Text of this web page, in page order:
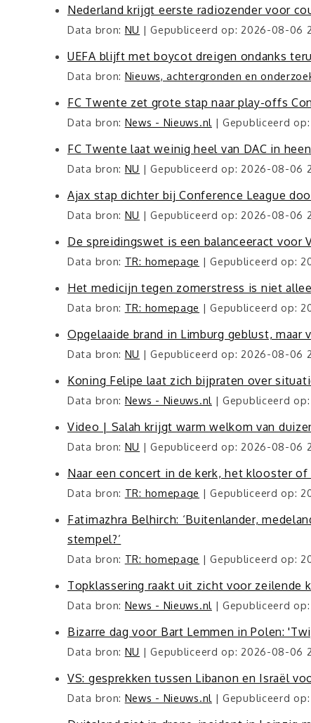
Nederland krijgt eerste radiozender voor
Data bron: NU Gepubliceerd op: 2026-08-06
UEFA blijft met boycot dreigen ondanks
Data bron: Nieuws, achtergronden en
FC Twente zet grote stap naar play-offs
Data bron: News - Nieuws.nl Gepubliceerd
FC Twente laat weinig heel van DAC in
Data bron: NU Gepubliceerd op: 2026-08-06
Ajax stap dichter bij Conference League
Data bron: NU Gepubliceerd op: 2026-08-06
De spreidingswet is een balanceeract voor
Data bron: TR: homepage Gepubliceerd op:
Het medicijn tegen zomerstress is niet
Data bron: TR: homepage Gepubliceerd op:
Opgelaaide brand in Limburg geblust, maar
Data bron: NU Gepubliceerd op: 2026-08-06
Koning Felipe laat zich bijpraten over
Data bron: News - Nieuws.nl Gepubliceerd
Video | Salah krijgt warm welkom van
Data bron: NU Gepubliceerd op: 2026-08-06
Naar een concert in de kerk, het klooster
Data bron: TR: homepage Gepubliceerd op:
Fatimazhra Belhirch: ‘Buitenlander,
stempel?’
Data bron: TR: homepage Gepubliceerd op:
Topklassering raakt uit zicht voor zeilende
Data bron: News - Nieuws.nl Gepubliceerd
Bizarre dag voor Bart Lemmen in Polen:
Data bron: NU Gepubliceerd op: 2026-08-06
VS: gesprekken tussen Libanon en Israël
Data bron: News - Nieuws.nl Gepubliceerd